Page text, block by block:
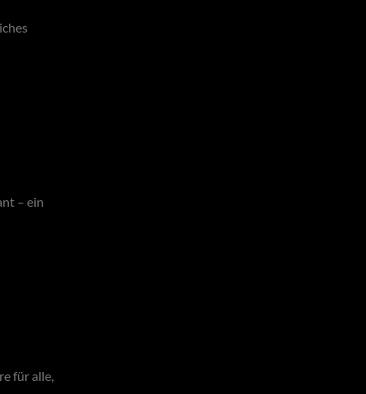
– ein
für alle,